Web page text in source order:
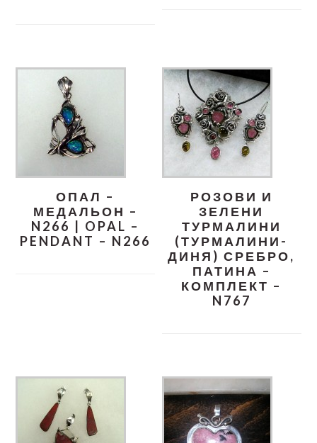
ОПАЛ –
МЕДАЛЬОН –
N266 | OPAL –
PENDANT – N266
РОЗОВИ И
ЗЕЛЕНИ
ТУРМАЛИНИ
(ТУРМАЛИНИ-
ДИНЯ) СРЕБРО,
ПАТИНА –
КОМПЛЕКТ –
N767